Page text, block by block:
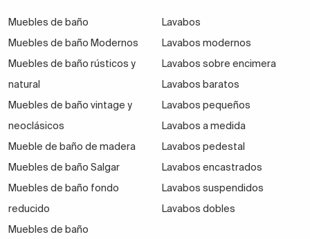
Muebles de baño
Muebles de baño Modernos
Muebles de baño rústicos y
natural
Muebles de baño vintage y
neoclásicos
Mueble de baño de madera
Muebles de baño Salgar
Muebles de baño fondo
reducido
Muebles de baño
Lavabos
Lavabos modernos
Lavabos sobre encimera
Lavabos baratos
Lavabos pequeños
Lavabos a medida
Lavabos pedestal
Lavabos encastrados
Lavabos suspendidos
Lavabos dobles